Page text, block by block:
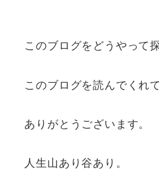
このブログをどうやって
このブログを読んでくれ
ありがとうございます。
人生山あり谷あり。